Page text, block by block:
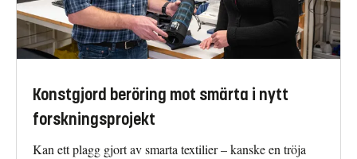
Konstgjord beröring mot smärta i nytt
forskningsprojekt
Kan ett plagg gjort av smarta textilier – kanske en tröja